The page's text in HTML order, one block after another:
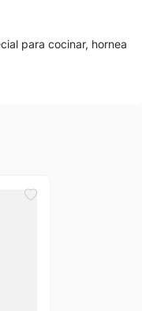
para cocinar, hornea